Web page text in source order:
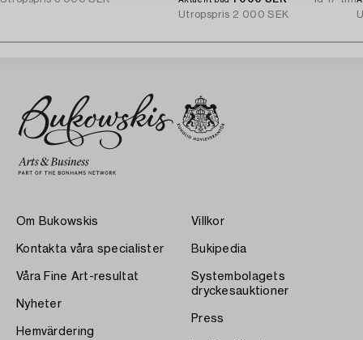
Utropspris 2 000 SEK
Om Bukowskis
Kontakta våra specialister
Våra Fine Art-resultat
Nyheter
Hemvärdering
Villkor
Bukipedia
Systembolagets
dryckesauktioner
Press